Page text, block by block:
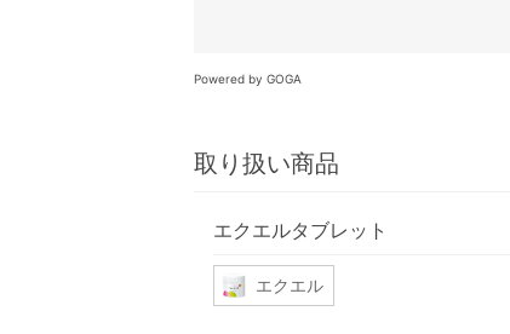
Powered by GOGA
取り扱い商品
エクエルタブレット
エクエル